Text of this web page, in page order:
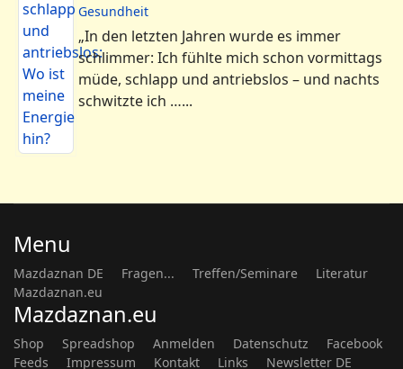
Gesundheit
„In den letzten Jahren wurde es immer
schlimmer: Ich fühlte mich schon vormittags
müde, schlapp und antriebslos – und nachts
schwitzte ich …...
Menu
Mazdaznan DE Fragen... Treffen/Seminare
Literatur
Mazdaznan.eu
Mazdaznan.eu
Shop Spreadshop Anmelden Datenschutz
Facebook
Feeds
Impressum Kontakt Links Newsletter DE